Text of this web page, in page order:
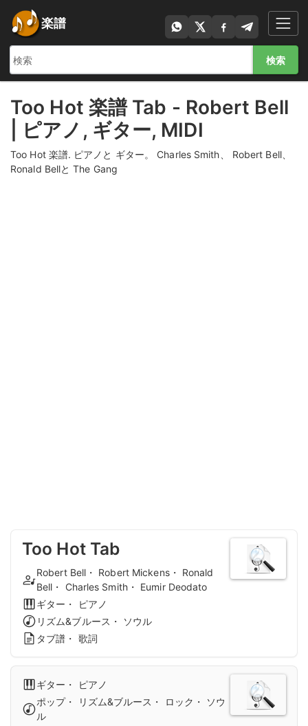
楽譜
検索
Too Hot 楽譜 Tab - Robert Bell
| ピアノ, ギター, MIDI
Too Hot 楽譜. ピアノと ギター。 Charles Smith、 Robert Bell、
Ronald Bellと The Gang
Too Hot Tab
Robert Bell・ Robert Mickens・ Ronald
Bell・ Charles Smith・ Eumir Deodato
ギター・ ピアノ
リズム&ブルース・ ソウル
タブ譜・ 歌詞
ギター・ ピアノ
ポップ・ リズム&ブルース・ ロック・ ソウ
ル